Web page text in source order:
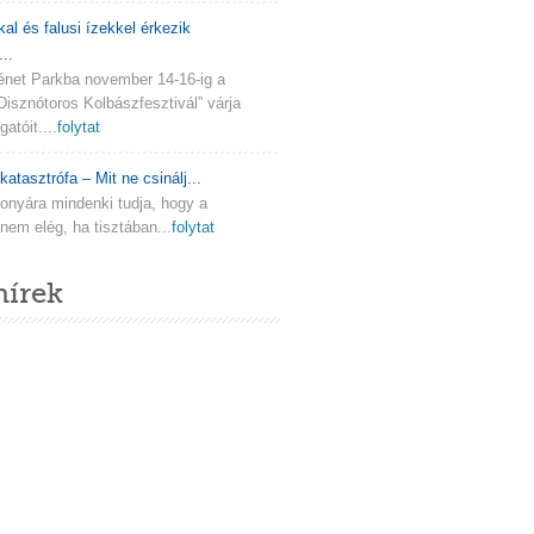
és falusi ízekkel érkezik
Parkba november 14-16-ig a
Kolbászfesztivál” várja
folytat
– Mit ne csinálj...
mindenki tudja, hogy a
elég, ha tisztában...folytat